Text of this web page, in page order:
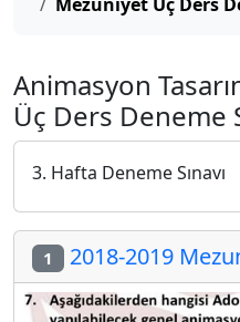
Animasyon
Üç Ders Deneme
3. Hafta Deneme Sınavı
1 2018-2019